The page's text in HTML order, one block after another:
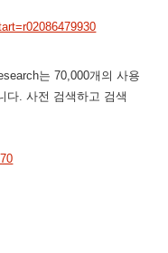
는 70,000개의 사용
다. 사전 검색하고 검색